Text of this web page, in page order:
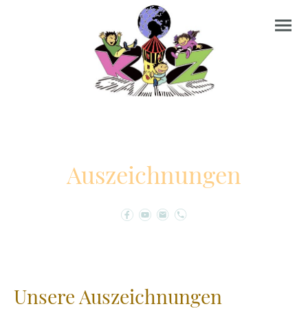
Auszeichnungen
Unsere Auszeichnungen